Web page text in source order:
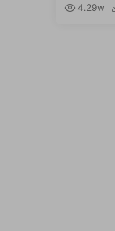
4.29w